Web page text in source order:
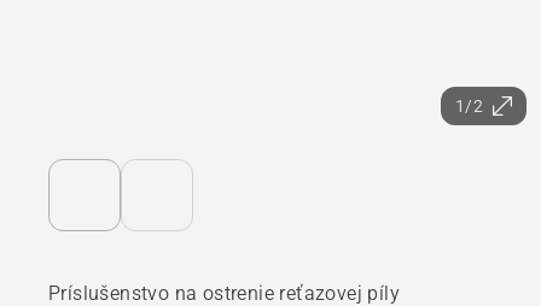
1/2
Príslušenstvo na ostrenie reťazovej píly